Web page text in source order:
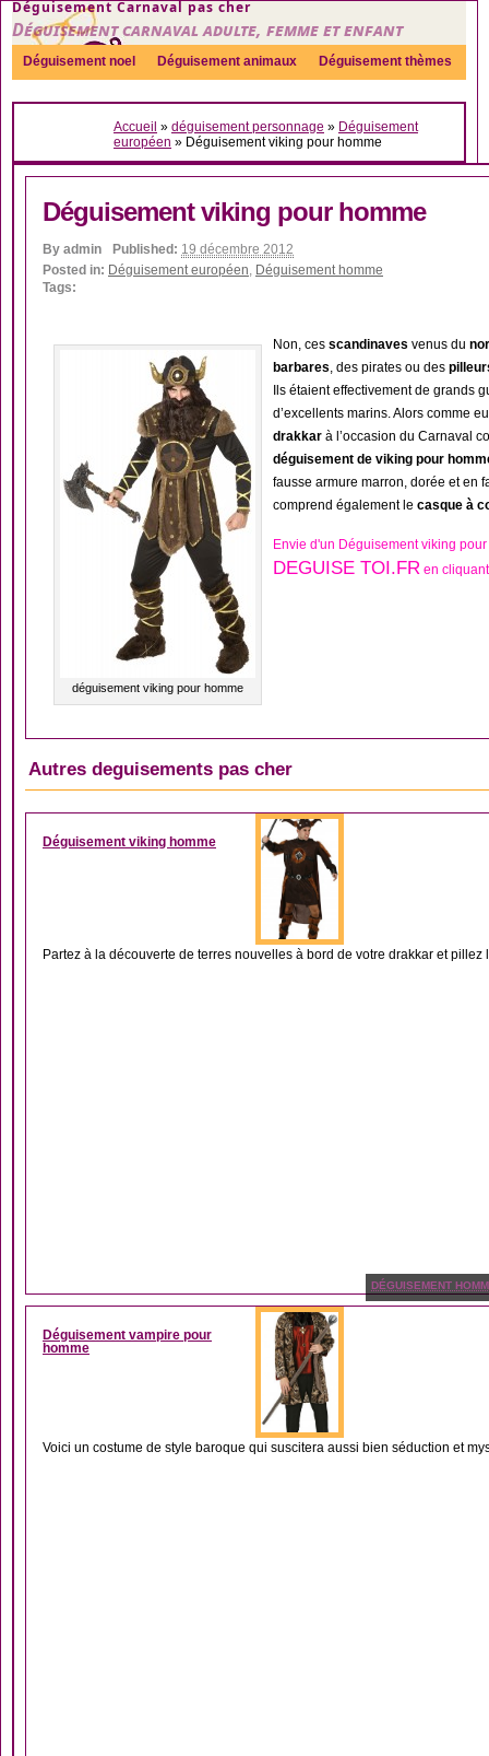
Déguisement Carnaval pas cher
Déguisement carnaval adulte, femme et enfant
Déguisement noel Déguisement animaux Déguisement thèmes
Sexy Déguisement couple Déguisements par genre Idées
Accueil » déguisement personnage » Déguisement
européen » Déguisement viking pour homme
Déguisement viking pour homme
By admin Published: 19 décembre 2012
Posted in: Déguisement européen, Déguisement homme
Tags:
déguisement viking pour homme
Non, ces scandinaves venus du
barbares, des pirates ou des
Ils étaient effectivement de grands
d’excellents marins. Alors comme
drakkar à l’occasion du Carnaval
déguisement de viking pour
fausse armure marron, dorée et en
comprend également le casque à
Envie d'un Déguisement viking
DEGUISE TOI.FR en
Autres deguisements pas cher
DÉGUISEMENT
Déguisement viking homme
Partez à la découverte de terres nouvelles à bord de votre drakkar et pillez
DÉGUISEMENT
Déguisement vampire pour
homme
Voici un costume de style baroque qui suscitera aussi bien séduction et